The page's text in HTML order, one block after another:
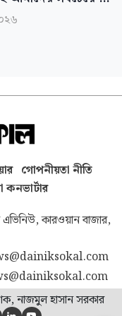
গোপনীয়তা নীতি
কনভার্টার
কারওয়ান বাজার,
নাজমুল হাসান সরকার